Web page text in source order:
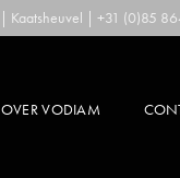
Kaatsheuvel | +31 (0)85
OVER VODIAM